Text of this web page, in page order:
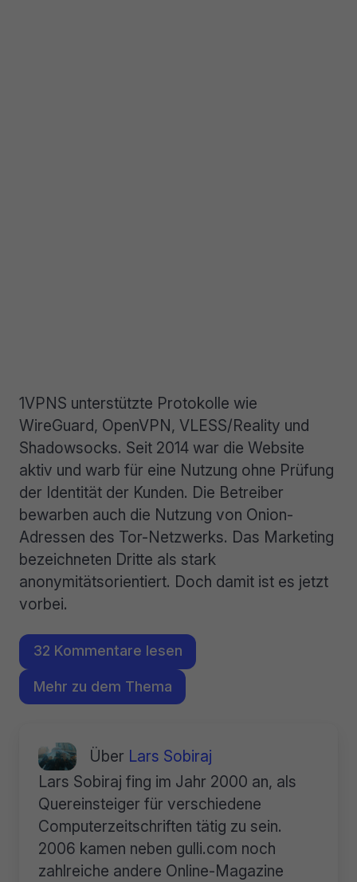
1VPNS unterstützte Protokolle wie
WireGuard, OpenVPN, VLESS/Reality und
Shadowsocks. Seit 2014 war die Website
aktiv und warb für eine Nutzung ohne Prüfung
der Identität der Kunden. Die Betreiber
bewarben auch die Nutzung von Onion-
Adressen des Tor-Netzwerks. Das Marketing
bezeichneten Dritte als stark
anonymitätsorientiert. Doch damit ist es jetzt
vorbei.
32 Kommentare lesen
Mehr zu dem Thema
Über Lars Sobiraj
Lars Sobiraj fing im Jahr 2000 an, als
Quereinsteiger für verschiedene
Computerzeitschriften tätig zu sein.
2006 kamen neben gulli.com noch
zahlreiche andere Online-Magazine